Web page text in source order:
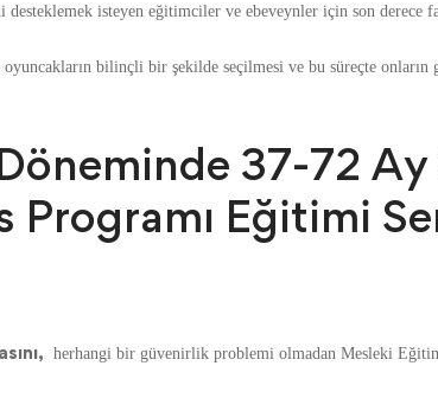
isteyen eğitimciler ve ebeveynler için son derece
bilinçli bir şekilde seçilmesi ve bu süreçte
37-72
Programı Eğitimi
herhangi bir güvenirlik problemi olmadan Mesleki